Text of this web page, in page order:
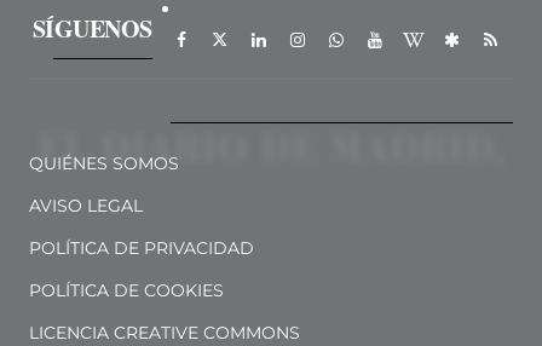
SÍGUENOS
QUIÉNES SOMOS
AVISO LEGAL
POLÍTICA DE PRIVACIDAD
POLÍTICA DE COOKIES
LICENCIA CREATIVE COMMONS